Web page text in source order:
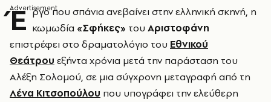
Έ ργο που σπάνια ανεβαίνει στην ελληνική σκηνή, η
κωμωδία «Σφήκες» του Αριστοφάνη
επιστρέφει στο δραματολόγιο του Εθνικού
Θεάτρου εξήντα χρόνια μετά την παράσταση του
Αλέξη Σολομού, σε μια σύγχρονη μεταγραφή από τη
Λένα Κιτσοπούλου που υπογράφει την ελεύθερη